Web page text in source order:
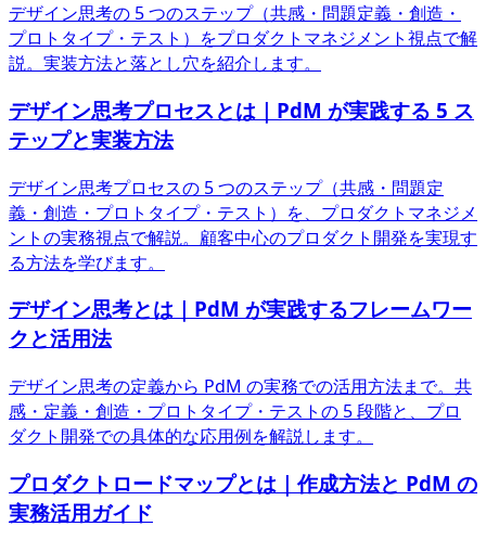
デザイン思考の 5 つのステップ（共感・問題定義・創造・
プロトタイプ・テスト）をプロダクトマネジメント視点で解
説。実装方法と落とし穴を紹介します。
デザイン思考プロセスとは｜PdM が実践する 5 ス
テップと実装方法
デザイン思考プロセスの 5 つのステップ（共感・問題定
義・創造・プロトタイプ・テスト）を、プロダクトマネジメ
ントの実務視点で解説。顧客中心のプロダクト開発を実現す
る方法を学びます。
デザイン思考とは｜PdM が実践するフレームワー
クと活用法
デザイン思考の定義から PdM の実務での活用方法まで。共
感・定義・創造・プロトタイプ・テストの 5 段階と、プロ
ダクト開発での具体的な応用例を解説します。
プロダクトロードマップとは｜作成方法と PdM の
実務活用ガイド